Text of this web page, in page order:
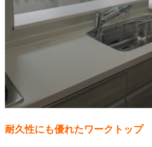
耐久性にも優れたワークトップ